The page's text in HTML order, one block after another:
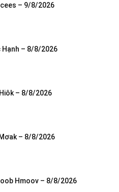
– 9/8/2026
Hạnh – 8/8/2026
– 8/8/2026
– 8/8/2026
Hmoov – 8/8/2026